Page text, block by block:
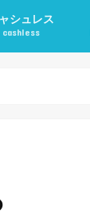
シュレス
cashless